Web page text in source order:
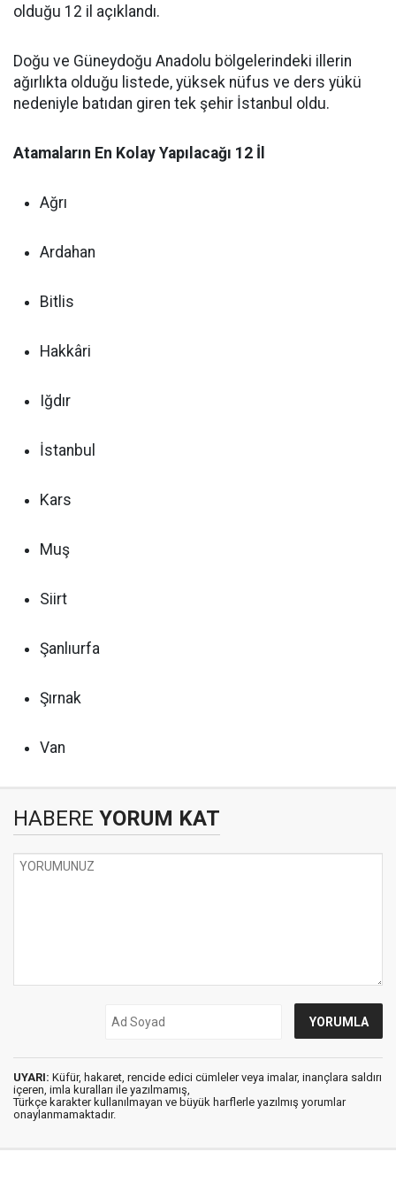
olduğu 12 il açıklandı.
Doğu ve Güneydoğu Anadolu bölgelerindeki illerin
ağırlıkta olduğu listede, yüksek nüfus ve ders yükü
nedeniyle batıdan giren tek şehir İstanbul oldu.
Atamaların En Kolay Yapılacağı 12 İl
Ağrı
Ardahan
Bitlis
Hakkâri
Iğdır
İstanbul
Kars
Muş
Siirt
Şanlıurfa
Şırnak
Van
HABERE YORUM KAT
UYARI: Küfür, hakaret, rencide edici cümleler veya imalar, inançlara saldırı
içeren, imla kuralları ile yazılmamış,
Türkçe karakter kullanılmayan ve büyük harflerle yazılmış yorumlar
onaylanmamaktadır.